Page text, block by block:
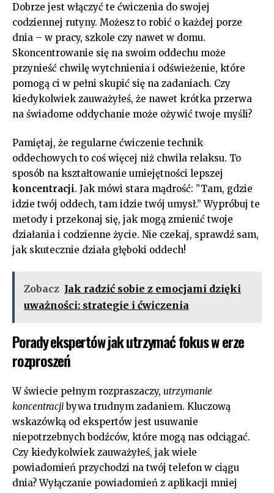
Dobrze⁣ jest włączyć te ‌ćwiczenia do swojej
codziennej rutyny. ‌Możesz to robić o każdej porze
dnia⁢ – w pracy, szkole ⁤czy nawet w⁣ domu.
Skoncentrowanie się na swoim oddechu⁢ może
‌przynieść ‌chwilę wytchnienia i odświeżenie, które
pomogą ci w ⁢pełni⁤ skupić się na zadaniach. Czy
kiedykolwiek⁤ zauważyłeś, że nawet ⁣krótka przerwa
na świadome oddychanie może ożywić twoje myśli?
Pamiętaj,⁤ że regularne ​ćwiczenie technik
oddechowych to coś⁤ więcej niż chwila relaksu.‍ To
sposób na kształtowanie umiejętności⁤ lepszej
koncentracji. Jak mówi ‌stara mądrość: ​”Tam,‍ gdzie
idzie twój oddech, tam idzie ‌twój ⁣umysł.” Wypróbuj te
‌metody i przekonaj ⁣się, jak mogą zmienić twoje​
działania i⁣ codzienne życie. Nie⁢ czekaj, sprawdź sam,
jak skutecznie działa głęboki oddech!
Zobacz Jak radzić sobie z emocjami dzięki
uważności: strategie i ćwiczenia
Porady⁢ ekspertów⁢ jak utrzymać fokus w erze
rozproszeń
W⁢ świecie pełnym rozpraszaczy, utrzymanie
koncentracji bywa trudnym zadaniem. Kluczową
wskazówką od ekspertów jest usuwanie
‍niepotrzebnych bodźców, które mogą ‌nas odciągać.
Czy kiedykolwiek zauważyłeś,‌ jak wiele
powiadomień przychodzi na twój telefon w ciągu
dnia? Wyłączanie powiadomień z aplikacji mniej‌